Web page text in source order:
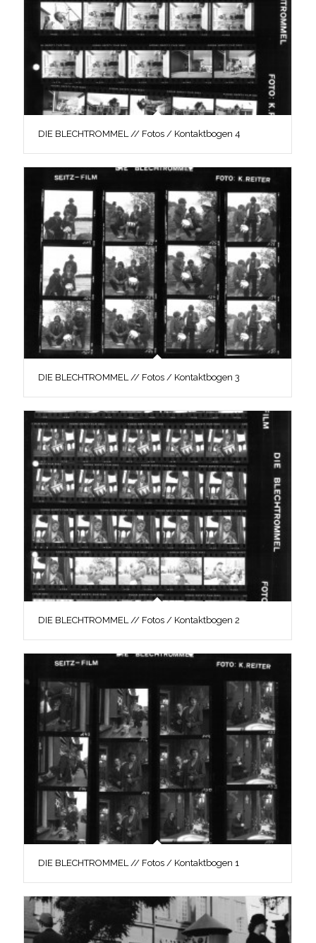
DIE BLECHTROMMEL // Fotos / Kontaktbogen 4
DIE BLECHTROMMEL // Fotos / Kontaktbogen 3
DIE BLECHTROMMEL // Fotos / Kontaktbogen 2
DIE BLECHTROMMEL // Fotos / Kontaktbogen 1